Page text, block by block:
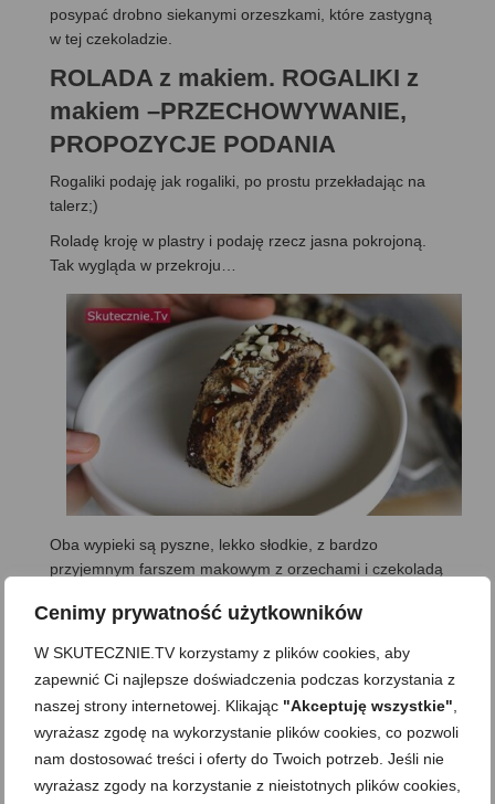
Cenimy prywatność użytkowników
W SKUTECZNIE.TV korzystamy z plików cookies, aby
zapewnić Ci najlepsze doświadczenia podczas korzystania z
naszej strony internetowej. Klikając "Akceptuję wszystkie"
wyrażasz zgodę na wykorzystanie plików cookies, co pozwoli
nam dostosować treści i oferty do Twoich potrzeb. Jeśli nie
wyrażasz zgody na korzystanie z nieistotnych plików cookies,
posypać drobno siekanymi orzeszkami, które zastygną
w tej czekoladzie.
ROLADA z makiem. ROGALIKI z
makiem –PRZECHOWYWANIE,
PROPOZYCJE PODANIA
Rogaliki podaję jak rogaliki, po prostu przekładając na
talerz;)
Roladę kroję w plastry i podaję rzecz jasna pokrojoną.
Tak wygląda w przekroju…
Oba wypieki są pyszne, lekko słodkie, z bardzo
przyjemnym farszem makowym z orzechami i czekoladą
znajdzie amatorów także wśród jedzących tradycyjnie, a
nagrywałam dla Was;)).
O tej porze roku, jak każde wypieki z makiem, smakują
wyjątkowo dobrze. Zatem odnajdą się super na
świątecznym lub sylwestrowym stole. Ale rzecz jasna
dodatek do kawy czy kubka gorącej herbaty lub w roli